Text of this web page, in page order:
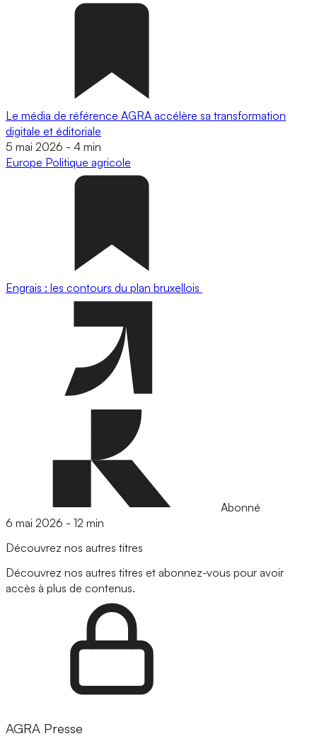
Le média de référence AGRA accélère sa transformation
digitale et éditoriale
5 mai 2026 - 4 min
Europe Politique agricole
Engrais : les contours du plan bruxellois
Abonné
6 mai 2026 - 12 min
Découvrez nos autres titres
Découvrez nos autres titres et abonnez-vous pour avoir
accès à plus de contenus.
AGRA Presse